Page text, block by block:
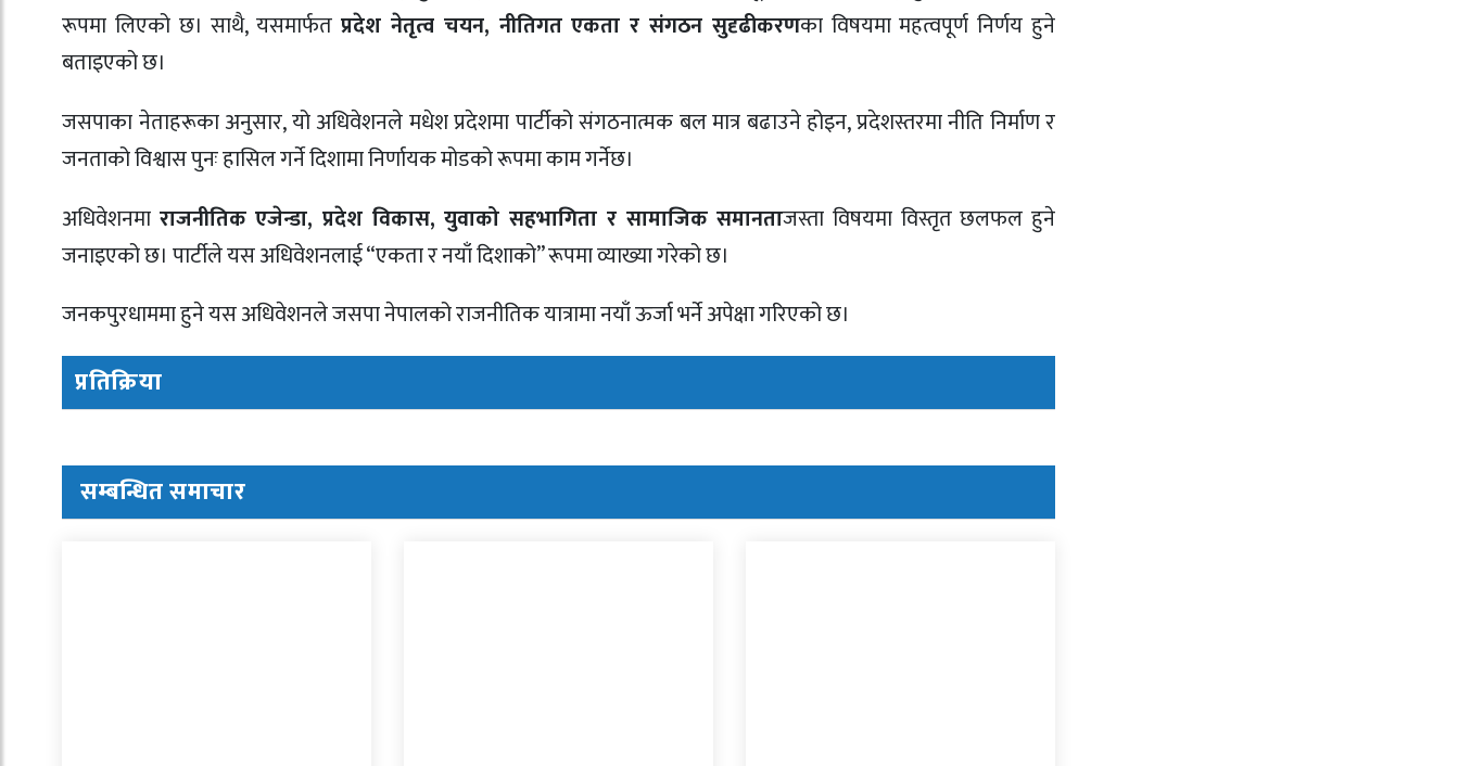
रूपमा लिएको छ। साथै, यसमार्फतप्रदेश नेतृत्व चयन, नीतिगत एकता र संगठन सुदृढीकरणका विषयमा महत्वपूर्ण निर्णय हुने
बताइएको छ।
जसपाका नेताहरूका अनुसार, यो अधिवेशनले मधेश प्रदेशमा पार्टीको संगठनात्मक बल मात्र बढाउने होइन, प्रदेशस्तरमा नीति निर्माण र
जनताको विश्वास पुनः हासिल गर्ने दिशामा निर्णायक मोडको रूपमा काम गर्नेछ।
अधिवेशनमा राजनीतिक एजेन्डा, प्रदेश विकास, युवाको सहभागिता र सामाजिक समानताजस्ता विषयमा विस्तृत छलफल हुने
जनाइएको छ। पार्टीले यस अधिवेशनलाई “एकता र नयाँ दिशाको” रूपमा व्याख्या गरेको छ।
जनकपुरधाममा हुने यस अधिवेशनले जसपा नेपालको राजनीतिक यात्रामा नयाँ ऊर्जा भर्ने अपेक्षा गरिएको छ।
प्रतिक्रिया
सम्बन्धित समाचार